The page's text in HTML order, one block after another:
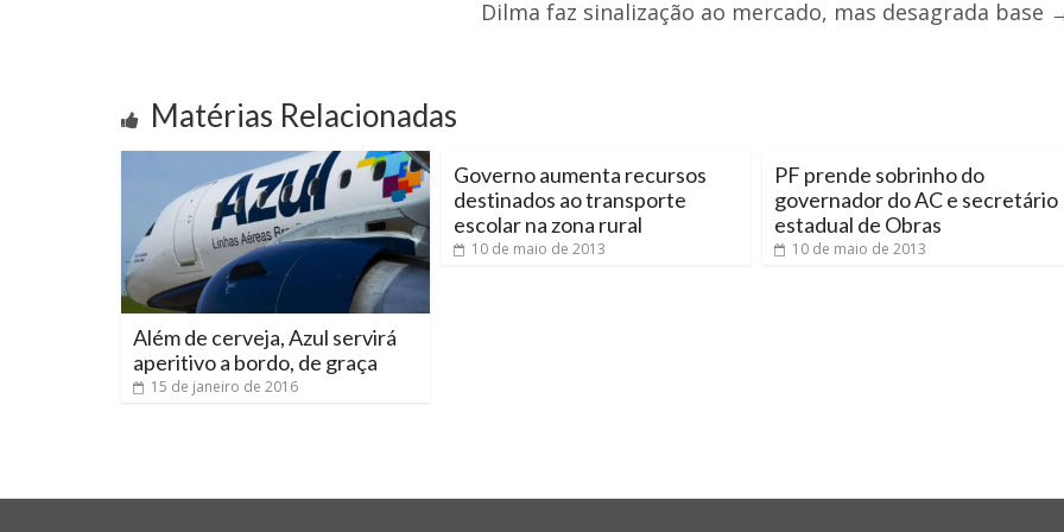
Dilma faz sinalização ao mercado, mas desagrada base
Matérias Relacionadas
Além de cerveja, Azul servirá
aperitivo a bordo, de graça
15 de janeiro de 2016
Governo aumenta recursos
destinados ao transporte
escolar na zona rural
10 de maio de 2013
PF prende sobrinho do
governador do AC e secretário
estadual de Obras
10 de maio de 2013